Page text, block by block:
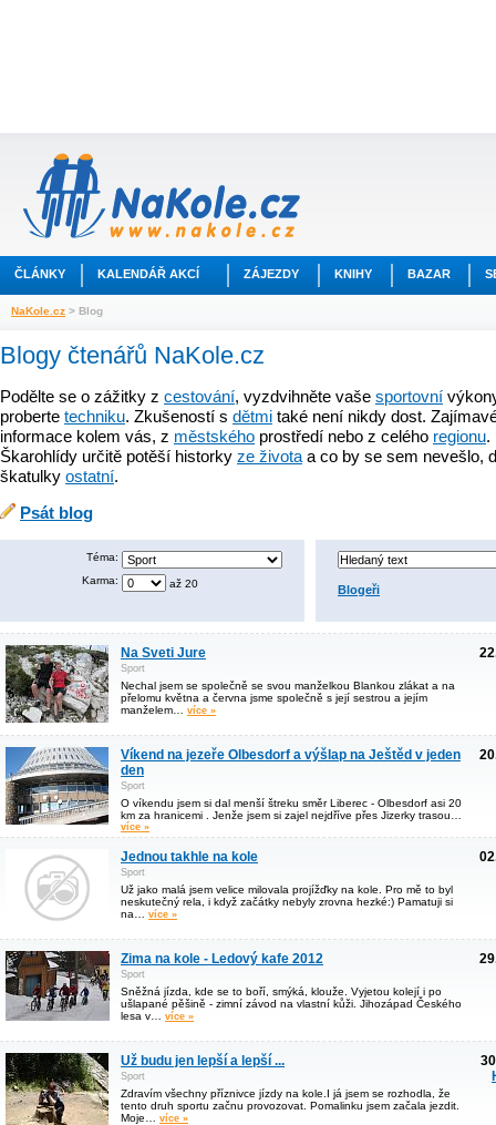
ČLÁNKY KALENDÁŘ AKCÍ ZÁJEZDY KNIHY BAZAR
NaKole.cz > Blog
Blogy čtenářů NaKole.cz
Podělte se o zážitky z cestování, vyzdvihněte vaše sportovní
proberte techniku. Zkušeností s dětmi také není nikdy dost.
informace kolem vás, z městského prostředí nebo z celého regionu.
Škarohlídy určitě potěší historky ze života a co by se sem nevešlo,
škatulky ostatní.
Psát blog
Téma:
Karma:
až 20 Blogeři
Na Sveti Jure
Sport
Nechal jsem se společně se svou manželkou Blankou zlákat a na
přelomu května a června jsme společně s její sestrou a jejím
manželem… více »
Víkend na jezeře Olbesdorf a výšlap na Ještěd v jeden
den
Sport
O víkendu jsem si dal menší štreku směr Liberec - Olbesdorf asi 20
km za hranicemi . Jenže jsem si zajel nejdříve přes Jizerky trasou…
více »
Jednou takhle na kole
Sport
Už jako malá jsem velice milovala projížďky na kole. Pro mě to byl
neskutečný rela, i když začátky nebyly zrovna hezké:) Pamatuji si
na… více »
Zima na kole - Ledový kafe 2012
Sport
Sněžná jízda, kde se to boří, smýká, klouže. Vyjetou kolejí i po
ušlapané pěšině - zimní závod na vlastní kůži. Jihozápad Českého
lesa v… více »
Už budu jen lepší a lepší ...
Sport
Zdravím všechny příznivce jízdy na kole.I já jsem se rozhodla, že
tento druh sportu začnu provozovat. Pomalinku jsem začala jezdit.
Moje… více »